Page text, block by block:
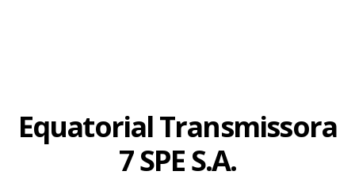
Equatorial Transmissora
7 SPE S.A.